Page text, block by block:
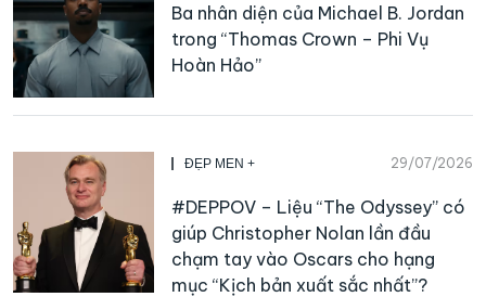
Ba nhân diện của Michael B. Jordan
trong “Thomas Crown – Phi Vụ
Hoàn Hảo”
ĐẸP MEN + 29/07/2026
#DEPPOV – Liệu “The Odyssey” có
giúp Christopher Nolan lần đầu
chạm tay vào Oscars cho hạng
mục “Kịch bản xuất sắc nhất”?